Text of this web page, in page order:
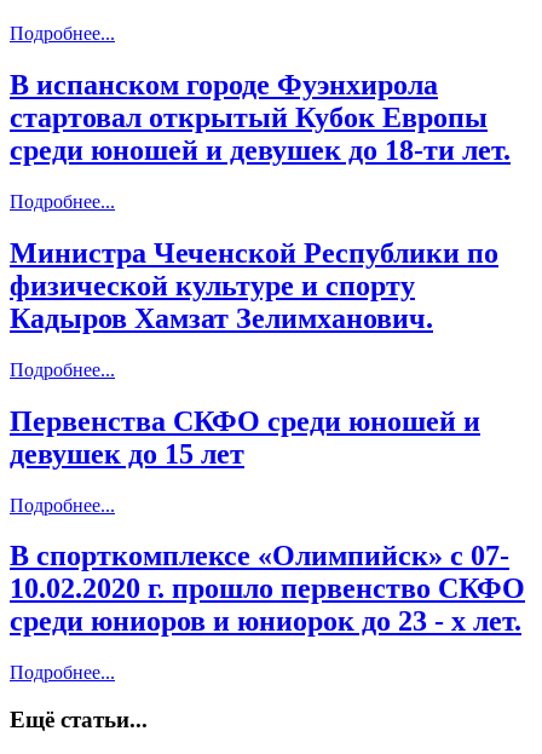
Подробнее...
В испанском городе Фуэнхирола
стартовал открытый Кубок Европы
среди юношей и девушек до 18-ти лет.
Подробнее...
Министра Чеченской Республики по
физической культуре и спорту
Кадыров Хамзат Зелимханович.
Подробнее...
Первенства СКФО среди юношей и
девушек до 15 лет
Подробнее...
В спорткомплексе «Олимпийск» с 07-
10.02.2020 г. прошло первенство СКФО
среди юниоров и юниорок до 23 - х лет.
Подробнее...
Ещё статьи...